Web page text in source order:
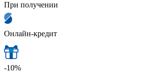
При получении
Онлайн-кредит
-10%